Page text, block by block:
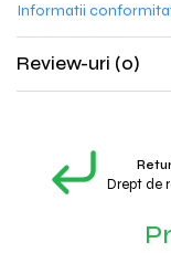
Informatii
Review-uri (0)
Drept de